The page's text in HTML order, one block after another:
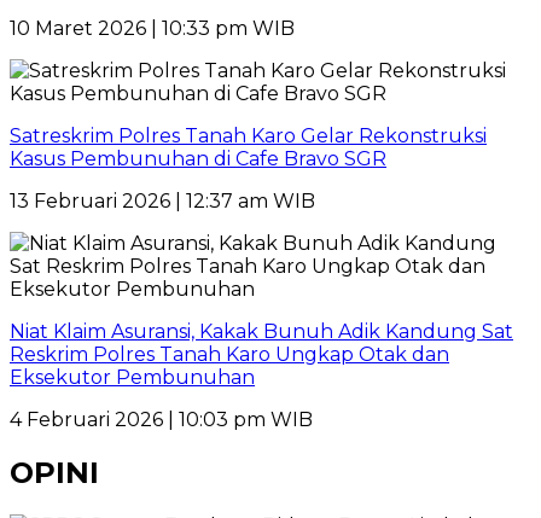
10 Maret 2026 | 10:33 pm WIB
Satreskrim Polres Tanah Karo Gelar Rekonstruksi
Kasus Pembunuhan di Cafe Bravo SGR
13 Februari 2026 | 12:37 am WIB
Niat Klaim Asuransi, Kakak Bunuh Adik Kandung Sat
Reskrim Polres Tanah Karo Ungkap Otak dan
Eksekutor Pembunuhan
4 Februari 2026 | 10:03 pm WIB
OPINI